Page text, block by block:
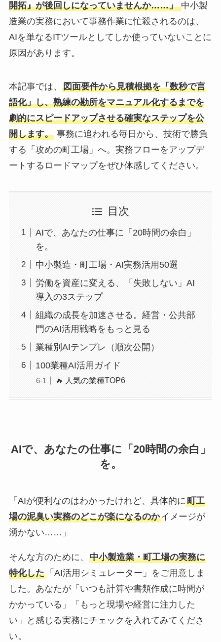
開拓』が後回しになっていませんか……」中小製
造業の実務において事務作業に忙殺されるのは、
AIを単なるITツールとしてしか使っていないことに
原因があります。
本記事では、 図面要件から見積根拠を「数秒で言
語化」し、熟練の勘所をマニュアル化するまでを
劇的にスピードアップさせる確実なステップを公
開します。事務に追われる毎日から、技術で勝負
する「攻めの町工場」へ。実務フローをアップデ
ートするロードマップをぜひ体感してください。
目次
AIで、あなたの仕事に「20時間の余白」
を。
中小製造・町工場・AI実務活用50選
労働を資産に変える、「失敗しない」AI
導入の3ステップ
組織の成長を加速させる。経営・公共部
門のAI活用戦略をもっと見る
業種別AIテンプレ（順次公開）
100業種AI活用ガイド
🔥 人気の業種TOP6
AIで、あなたの仕事に「20時間の余白」
を。
「AIが便利なのはわかったけれど、具体的に町工
場の泥臭い実務のどこが楽になるのかイメージが
湧かない……」
そんな方のために、 中小製造業・町工場の実務に
特化した「AI活用シミュレーター」をご用意しま
した。あなたが「いつも計算や書類作成に時間が
かかっている」「もっと現場や経営に注力した
い」と感じる実務にチェックを入れてみてくださ
い。